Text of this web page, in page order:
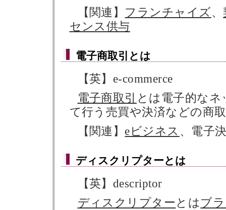
【関連】 フランチャイズ、
センス供与
電子商取引 とは
【英】e-commerce
電子商取引
とは電子的な
て行う売買や決済などの商
【関連】 eビジネス 、電子
ディスクリプターとは
【英】descriptor
ディスクリプター とは ブ